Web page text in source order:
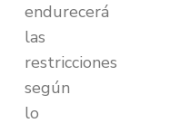
endurecerá
las
restricciones
según
lo